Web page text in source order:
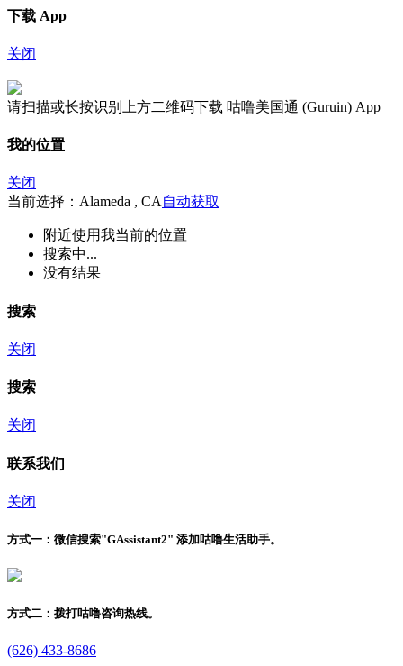
下载 App
关闭
请扫描或长按识别上方二维码下载 咕噜美国通 (Guruin) App
我的位置
关闭
当前选择：Alameda , CA 自动获取
附近使用我当前的位置
搜索中...
没有结果
搜索
关闭
搜索
关闭
联系我们
关闭
方式一： 微信搜索"GAssistant2" 添加咕噜生活助手。
方式二： 拨打咕噜咨询热线。
(626) 433-8686